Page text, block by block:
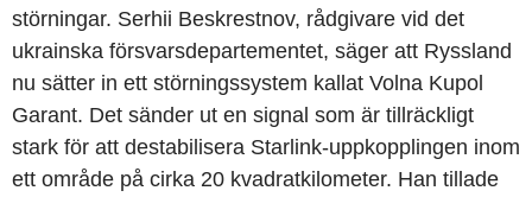
störningar. Serhii Beskrestnov, rådgivare vid det
ukrainska försvarsdepartementet, säger att Ryssland
nu sätter in ett störningssystem kallat Volna Kupol
Garant. Det sänder ut en signal som är tillräckligt
stark för att destabilisera Starlink-uppkopplingen inom
ett område på cirka 20 kvadratkilometer. Han tillade